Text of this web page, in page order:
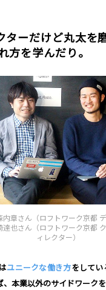
ターだけど丸太を
方を学んだり。
内章さん（ロフトワーク京都 デ
達也さん（ロフトワーク京都
ィレクター）
ユニークな働き方をしてい
本業以外のサイドワークを